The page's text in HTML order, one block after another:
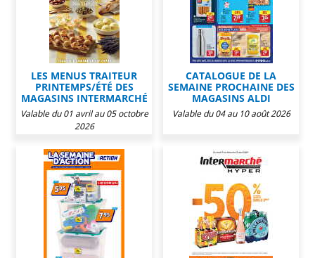
LES MENUS TRAITEUR
PRINTEMPS/ÉTÉ DES
MAGASINS INTERMARCHÉ
Valable du 01 avril au 05 octobre
2026
CATALOGUE DE LA
SEMAINE PROCHAINE DES
MAGASINS ALDI
Valable du 04 au 10 août 2026